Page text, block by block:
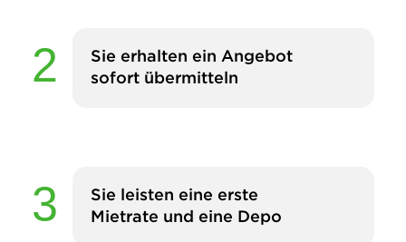
Sie erhalten ein Angebot
sofort übermitteln
Sie leisten eine erste
Mietrate und eine Depo